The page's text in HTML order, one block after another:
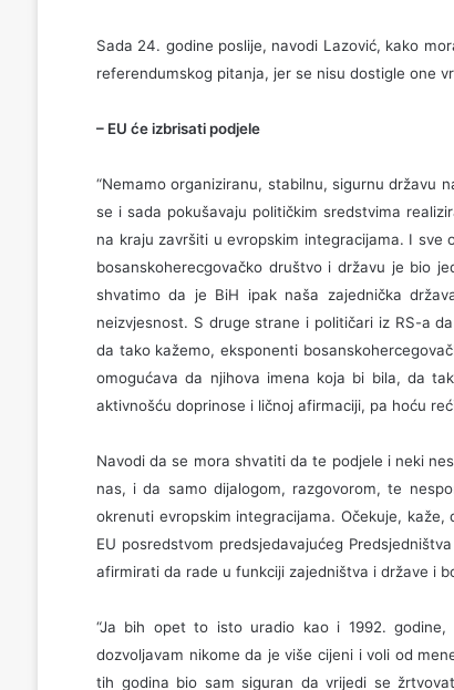
Sada 24. godine poslije, navodi Lazović, kako
referendumskog pitanja, jer se nisu dostigle one
– EU će izbrisati podjele
“Nemamo organiziranu, stabilnu, sigurnu državu
se i sada pokušavaju političkim sredstvima
na kraju završiti u evropskim integracijama. I
bosanskoherecgovačko društvo i državu je bio
shvatimo da je BiH ipak naša zajednička
neizvjesnost. S druge strane i političari iz RS-a
da tako kažemo, eksponenti
omogućava da njihova imena koja bi bila, da
aktivnošću doprinose i ličnoj afirmaciji, pa hoću
Navodi da se mora shvatiti da te podjele i neki
nas, i da samo dijalogom, razgovorom, te
okrenuti evropskim integracijama. Očekuje,
EU posredstvom predsjedavajućeg
afirmirati da rade u funkciji zajedništva i države i
“Ja bih opet to isto uradio kao i 1992.
dozvoljavam nikome da je više cijeni i voli od
tih godina bio sam siguran da vrijedi se